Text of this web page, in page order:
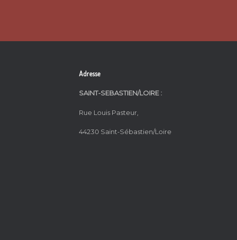
Adresse
SAINT-SEBASTIEN/LOIRE :
Rue Louis Pasteur,
44230 Saint-Sébastien/Loire